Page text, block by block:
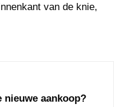
van de knie,
nieuwe aankoop?